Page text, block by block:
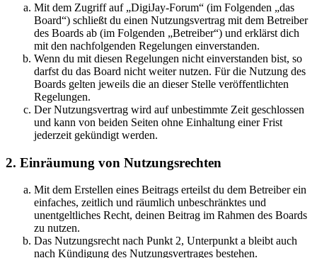
Mit dem Zugriff auf „DigiJay-Forum“ (im Folgenden „das
Board“) schließt du einen Nutzungsvertrag mit dem Betreiber
des Boards ab (im Folgenden „Betreiber“) und erklärst dich
mit den nachfolgenden Regelungen einverstanden.
Wenn du mit diesen Regelungen nicht einverstanden bist, so
darfst du das Board nicht weiter nutzen. Für die Nutzung des
Boards gelten jeweils die an dieser Stelle veröffentlichten
Regelungen.
Der Nutzungsvertrag wird auf unbestimmte Zeit geschlossen
und kann von beiden Seiten ohne Einhaltung einer Frist
jederzeit gekündigt werden.
2. Einräumung von Nutzungsrechten
Mit dem Erstellen eines Beitrags erteilst du dem Betreiber ein
einfaches, zeitlich und räumlich unbeschränktes und
unentgeltliches Recht, deinen Beitrag im Rahmen des Boards
zu nutzen.
Das Nutzungsrecht nach Punkt 2, Unterpunkt a bleibt auch
nach Kündigung des Nutzungsvertrages bestehen.